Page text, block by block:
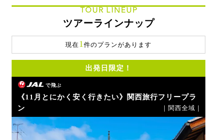
TOUR LINEUP
ツアーラインナップ
現在1件のプランがあります
出発日限定！
で飛ぶ
《11月とにかく安く行きたい》関西旅行フリープラ
ン
｜関西全域｜